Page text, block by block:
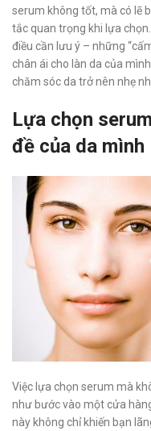
serum không tốt, mà có lẽ
tắc quan trọng khi lựa
điều cần lưu ý – những
chân ái cho làn da của
chăm sóc da trở nên nhẹ
Lựa chọn
đề của da mình
Việc lựa chọn serum mà
như bước vào một cửa
này không chỉ khiến bạn